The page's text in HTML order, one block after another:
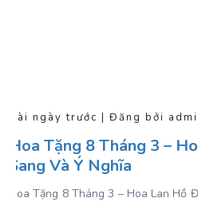
Vài ngày trước | Đăng bởi
Hoa Tặng 8 Tháng 3 –
Sang Và Ý Nghĩa
Hoa Tặng 8 Tháng 3 – Hoa Lan Hồ